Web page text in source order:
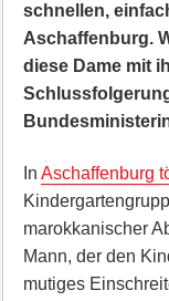
schnellen,
Aschaffenburg.
diese Dame mit
In Aschaffenburg
marokkanischer
Mann, der den
mutiges